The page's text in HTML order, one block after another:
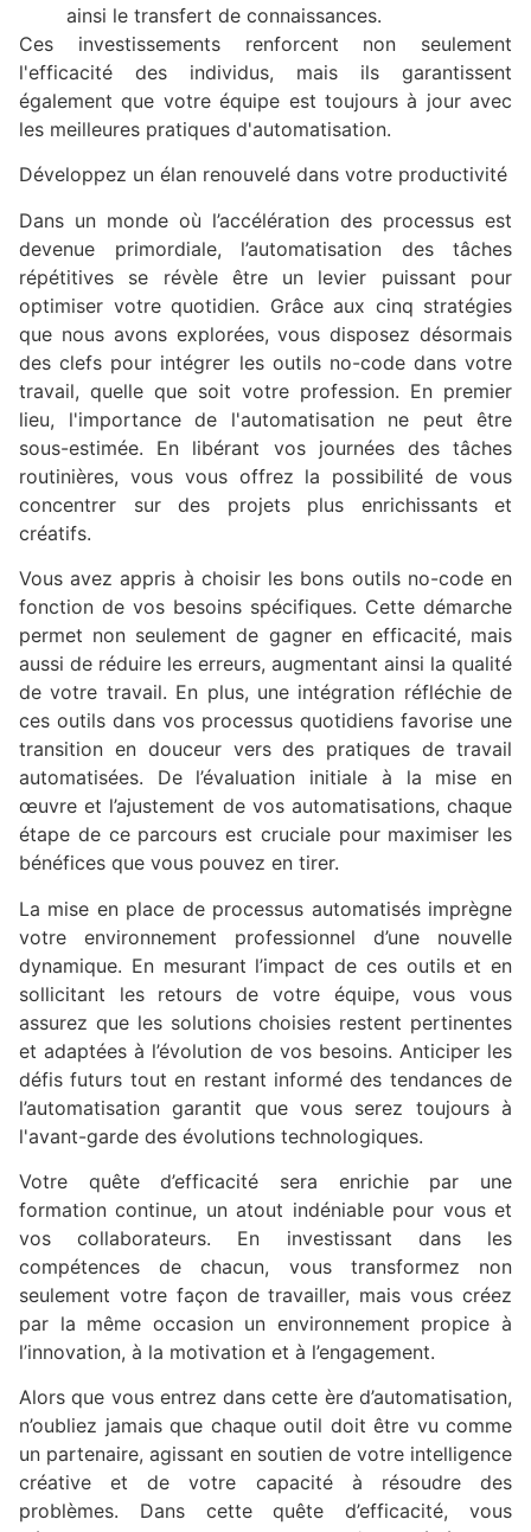
ainsi le transfert de connaissances.
Ces investissements renforcent non seulement
l'efficacité des individus, mais ils garantissent
également que votre équipe est toujours à jour avec
les meilleures pratiques d'automatisation.
Développez un élan renouvelé dans votre productivité
Dans un monde où l’accélération des processus est
devenue primordiale, l’automatisation des tâches
répétitives se révèle être un levier puissant pour
optimiser votre quotidien. Grâce aux cinq stratégies
que nous avons explorées, vous disposez désormais
des clefs pour intégrer les outils no-code dans votre
travail, quelle que soit votre profession. En premier
lieu, l'importance de l'automatisation ne peut être
sous-estimée. En libérant vos journées des tâches
routinières, vous vous offrez la possibilité de vous
concentrer sur des projets plus enrichissants et
créatifs.
Vous avez appris à choisir les bons outils no-code en
fonction de vos besoins spécifiques. Cette démarche
permet non seulement de gagner en efficacité, mais
aussi de réduire les erreurs, augmentant ainsi la qualité
de votre travail. En plus, une intégration réfléchie de
ces outils dans vos processus quotidiens favorise une
transition en douceur vers des pratiques de travail
automatisées. De l’évaluation initiale à la mise en
œuvre et l’ajustement de vos automatisations, chaque
étape de ce parcours est cruciale pour maximiser les
bénéfices que vous pouvez en tirer.
La mise en place de processus automatisés imprègne
votre environnement professionnel d’une nouvelle
dynamique. En mesurant l’impact de ces outils et en
sollicitant les retours de votre équipe, vous vous
assurez que les solutions choisies restent pertinentes
et adaptées à l’évolution de vos besoins. Anticiper les
défis futurs tout en restant informé des tendances de
l’automatisation garantit que vous serez toujours à
l'avant-garde des évolutions technologiques.
Votre quête d’efficacité sera enrichie par une
formation continue, un atout indéniable pour vous et
vos collaborateurs. En investissant dans les
compétences de chacun, vous transformez non
seulement votre façon de travailler, mais vous créez
par la même occasion un environnement propice à
l’innovation, à la motivation et à l’engagement.
Alors que vous entrez dans cette ère d’automatisation,
n’oubliez jamais que chaque outil doit être vu comme
un partenaire, agissant en soutien de votre intelligence
créative et de votre capacité à résoudre des
problèmes. Dans cette quête d’efficacité, vous